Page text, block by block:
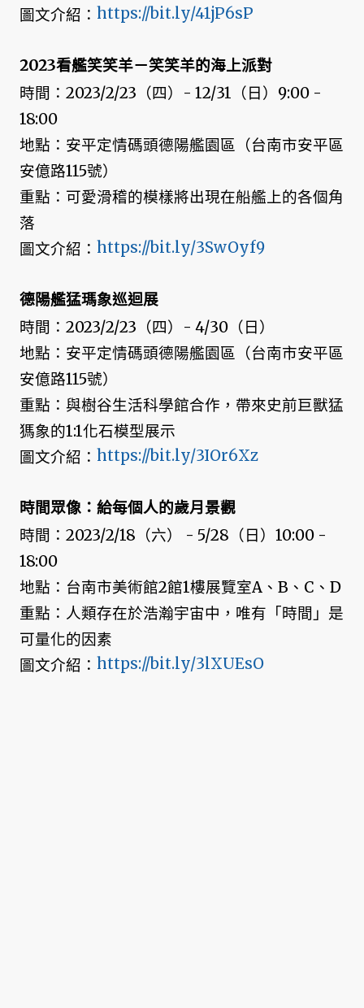
圖文介紹： https://bit.ly/41jP6sP
2023看艦笑笑羊－笑笑羊的海上派對
時間：2023/2/23（四）- 12/31（日）9:00 -
18:00
地點：安平定情碼頭德陽艦園區（台南市安平區
安億路115號）
重點：可愛滑稽的模樣將出現在船艦上的各個角
落
圖文介紹： https://bit.ly/3SwOyf9
德陽艦猛瑪象巡迴展
時間：2023/2/23（四）- 4/30（日）
地點：安平定情碼頭德陽艦園區（台南市安平區
安億路115號）
重點：與樹谷生活科學館合作，帶來史前巨獸猛
獁象的1:1化石模型展示
圖文介紹： https://bit.ly/3IOr6Xz
時間眾像：給每個人的歲月景觀
時間：2023/2/18（六） - 5/28（日）10:00 -
18:00
地點：台南市美術館2館1樓展覽室A、B、C、D
重點：人類存在於浩瀚宇宙中，唯有「時間」是
可量化的因素
圖文介紹： https://bit.ly/3lXUEsO